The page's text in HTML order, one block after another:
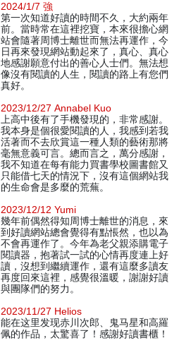
2024/1/7 強
第一次知道好讀的時間不久，大約兩年
前。當時常在這裡挖寶，本來很擔心網
站會隨著周博士離世而無法再運作，今
日再來發現網站動起來了，真心、真心
地感謝願意付出的善心人士們。無法想
像沒有閱讀的人生，閱讀的路上有您們
真好。
2023/12/27 Annabel Kuo
上高中後有了手機發現的，非常感謝。
我本身是個很愛閱讀的人，我感到若我
活著而不去欣賞這一種人類的藝術那將
毫無意義可言。總而言之，萬分感謝，
我不知道在每有能力買書學校圖書館又
只能借七天的情況下，沒有這個網站我
的生命會是多麼的荒蕪。
2023/12/12 Yumi
幾年前偶然得知周博士離世的消息，來
到好讀網站總會覺得有點悵然，也以為
不會再運作了。今年為老父親添購電子
閱讀器，抱著試一試的心情再度連上好
讀，沒想到繼續運作，還有這麼多讀友
再度回來這裡，感覺很溫暖，謝謝好讀
與團隊們的努力。
2023/11/27 Helios
能在这里发现赤川次郎、鬼马星和高羅
佩的作品，太驚喜了！感謝好讀書櫃！